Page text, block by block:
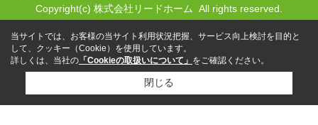
Copyright(c) 株式会社リードホーム All rights reserved.
当サイトでは、お客様の当サイト利用状況把握、サービス向上検討を目的と
して、クッキー（Cookie）を使用しています。
詳しくは、当社の 「Cookieの取扱いについて」 をご確認ください。
閉じる